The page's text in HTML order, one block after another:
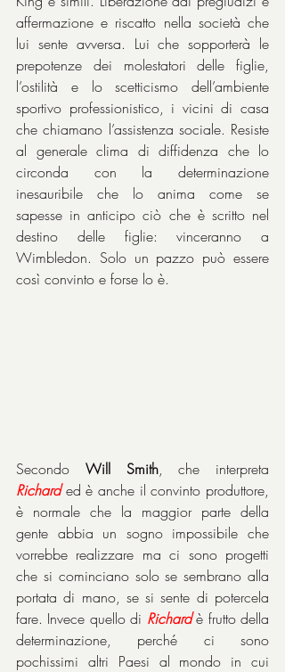
affermazione e riscatto nella società che
lui sente avversa. Lui che sopporterà le
prepotenze dei molestatori delle figlie,
l’ostilità e lo scetticismo dell’ambiente
sportivo professionistico, i vicini di casa
che chiamano l’assistenza sociale. Resiste
al generale clima di diffidenza che lo
circonda con la determinazione
inesauribile che lo anima come se
sapesse in anticipo ciò che è scritto nel
destino delle figlie: vinceranno a
Wimbledon. Solo un pazzo può essere
così convinto e forse lo è.
Secondo Will Smith
Richard ed è anche il convinto produttore,
è normale che la maggior parte della
gente abbia un sogno impossibile che
vorrebbe realizzare ma ci sono progetti
che si cominciano solo se sembrano alla
portata di mano, se si sente di potercela
fare. Invece quello di Richard è frutto della
determinazione, perché ci sono